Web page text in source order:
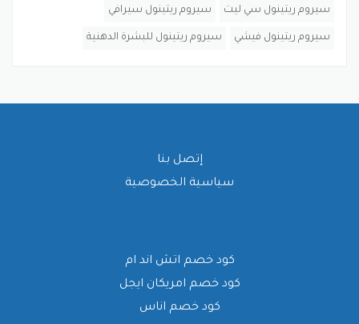
سيروم ريتينول سي ليت سيروم ريتينول سيرافي
سيروم ريتينول فيشي سيروم ريتينول للبشرة الدهنية
إتصل بنا
سياسية الخصوصية
كود خصم اتش اند ام
كود خصم امريكان ايجل
كود خصم اناس